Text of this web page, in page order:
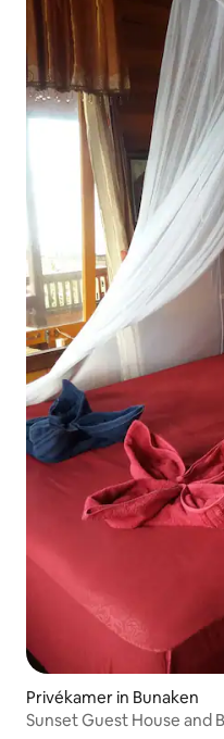
Privékamer in Bunaken
Sunset Guest House and